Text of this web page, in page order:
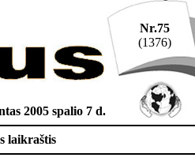
2005 spalio 7 d.
Nr.75
(1376)
laikraštis